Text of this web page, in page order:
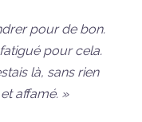
pour de bon.
pour cela.
là, sans rien
affamé. »